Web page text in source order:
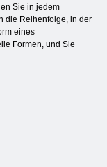
Sie in jedem
die Reihenfolge, in der
eines
Formen, und Sie